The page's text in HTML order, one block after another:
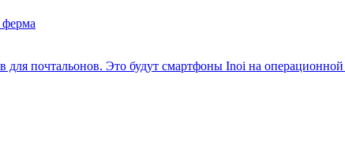
ферма
для почтальонов. Это будут смартфоны Inoi на